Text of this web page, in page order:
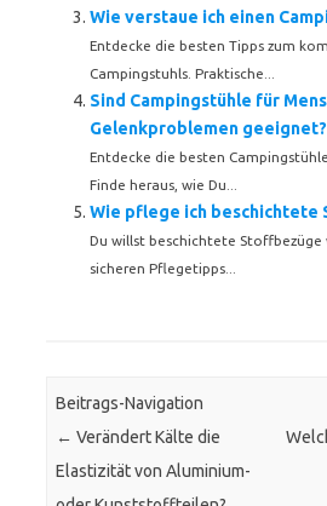
Wie verstaue ich einen
Entdecke die besten Tipps zum
Campingstuhls. Praktische...
Sind Campingstühle für
Gelenkproblemen geeignet?
Entdecke die besten
Finde heraus, wie Du...
Wie pflege ich
Du willst beschichtete Stoffbezüge
sicheren Pflegetipps...
Beitrags-Navigation
← Verändert Kälte die
Elastizität von Aluminium-